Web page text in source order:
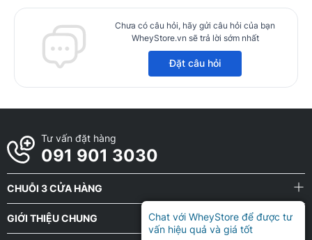
Chưa có câu hỏi, hãy gửi câu hỏi của bạn
WheyStore.vn sẽ trả lời sớm nhất
Đặt câu hỏi
Tư vấn đặt hàng
091 901 3030
CHUỖI 3 CỬA HÀNG
GIỚI THIỆU CHUNG
Chat với WheyStore để được tư
vấn hiệu quả và giá tốt